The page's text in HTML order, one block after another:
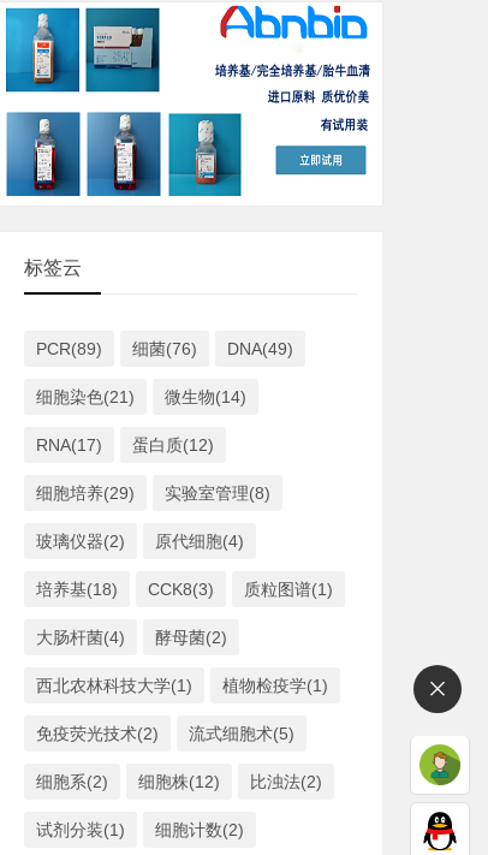
标签云
PCR(89) 细菌(76) DNA(49)
细胞染色(21) 微生物(14)
RNA(17) 蛋白质(12)
细胞培养(29) 实验室管理(8)
玻璃仪器(2) 原代细胞(4)
培养基(18) CCK8(3) 质粒图谱(1)
大肠杆菌(4) 酵母菌(2)
西北农林科技大学(1) 植物检疫学(1)
免疫荧光技术(2) 流式细胞术(5)
细胞系(2) 细胞株(12) 比浊法(2)
试剂分装(1) 细胞计数(2)